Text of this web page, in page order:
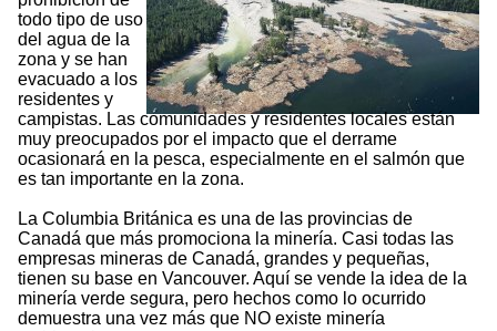
todo tipo de uso
del agua de la
zona y se han
evacuado a los
residentes y
campistas. Las comunidades y residentes locales están
muy preocupados por el impacto que el derrame
ocasionará en la pesca, especialmente en el salmón que
es tan importante en la zona.
La Columbia Británica es una de las provincias de
Canadá que más promociona la minería. Casi todas las
empresas mineras de Canadá, grandes y pequeñas,
tienen su base en Vancouver. Aquí se vende la idea de la
minería verde segura, pero hechos como lo ocurrido
demuestra una vez más que NO existe minería